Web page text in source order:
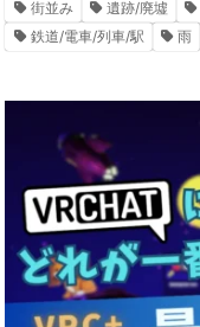
街並み
遺跡/廃墟
鉄道/電車/列車/駅
雨